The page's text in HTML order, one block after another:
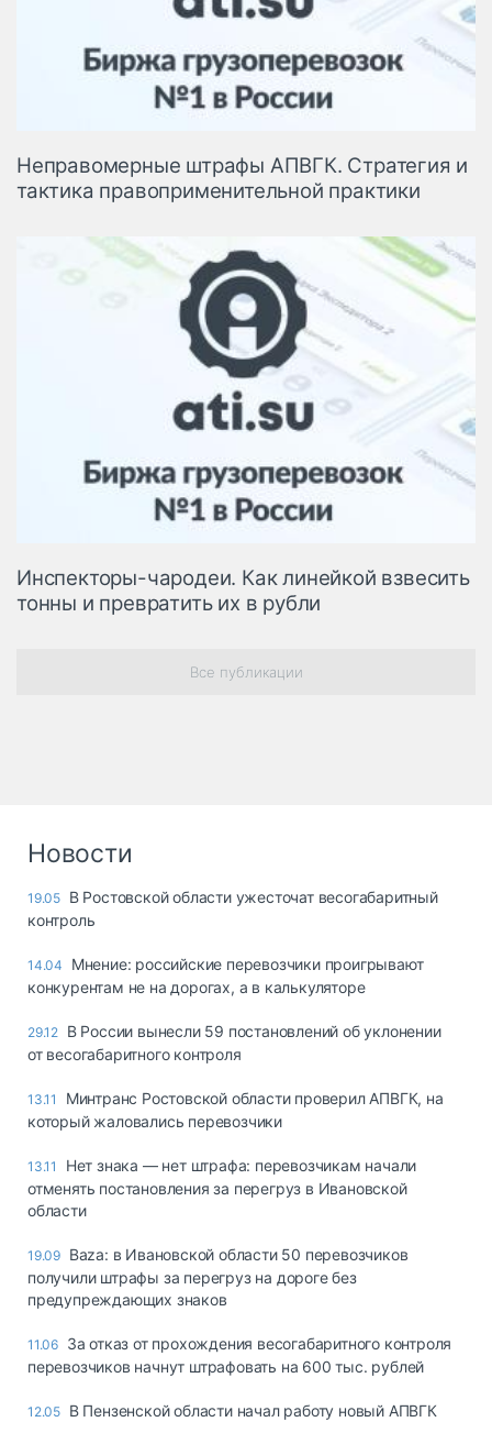
Неправомерные штрафы АПВГК. Стратегия и
тактика правоприменительной практики
Инспекторы-чародеи. Как линейкой взвесить
тонны и превратить их в рубли
Все публикации
Новости
19.05 В Ростовской области ужесточат весогабаритный
контроль
14.04
Мнение: российские перевозчики проигрывают
конкурентам не на дорогах, а в калькуляторе
29.12 В России вынесли 59 постановлений об уклонении
от весогабаритного контроля
13.11
Минтранс Ростовской области проверил АПВГК, на
который жаловались перевозчики
13.11
Нет знака — нет штрафа: перевозчикам начали
отменять постановления за перегруз в Ивановской
области
19.09 Baza: в Ивановской области 50 перевозчиков
получили штрафы за перегруз на дороге без
предупреждающих знаков
11.06 За отказ от прохождения весогабаритного контроля
перевозчиков начнут штрафовать на 600 тыс. рублей
12.05 В Пензенской области начал работу новый АПВГК